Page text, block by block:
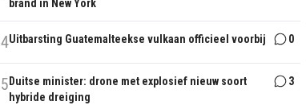
brand in New York
4Uitbarsting Guatemalteekse vulkaan officieel voorbij 0
5 Duitse minister: drone met explosief nieuw soort
hybride dreiging
3